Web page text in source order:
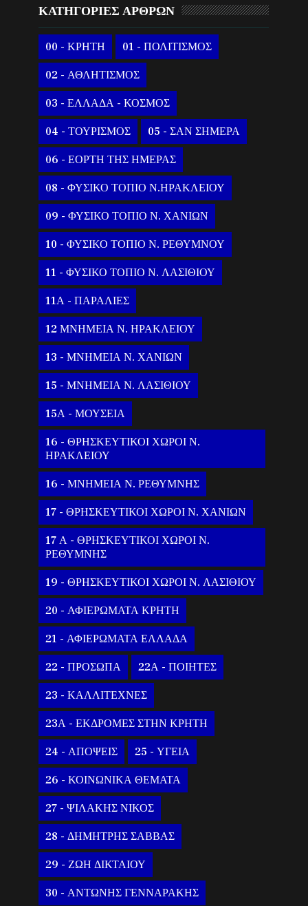
ΚΑΤΗΓΟΡΙΕΣ ΑΡΘΡΩΝ
00 - ΚΡΗΤΗ 01 - ΠΟΛΙΤΙΣΜΟΣ
02 - ΑΘΛΗΤΙΣΜΟΣ
03 - ΕΛΛΑΔΑ - ΚΟΣΜΟΣ
04 - ΤΟΥΡΙΣΜΟΣ 05 - ΣΑΝ ΣΗΜΕΡΑ
06 - ΕΟΡΤΗ ΤΗΣ ΗΜΕΡΑΣ
08 - ΦΥΣΙΚΟ ΤΟΠΙΟ Ν.ΗΡΑΚΛΕΙΟΥ
09 - ΦΥΣΙΚΟ ΤΟΠΙΟ Ν. ΧΑΝΙΩΝ
10 - ΦΥΣΙΚΟ ΤΟΠΙΟ Ν. ΡΕΘΥΜΝΟΥ
11 - ΦΥΣΙΚΟ ΤΟΠΙΟ Ν. ΛΑΣΙΘΙΟΥ
11Α - ΠΑΡΑΛΙΕΣ
12 ΜΝΗΜΕΙΑ Ν. ΗΡΑΚΛΕΙΟΥ
13 - ΜΝΗΜΕΙΑ Ν. ΧΑΝΙΩΝ
15 - ΜΝΗΜΕΙΑ Ν. ΛΑΣΙΘΙΟΥ
15Α - ΜΟΥΣΕΙΑ
16 - ΘΡΗΣΚΕΥΤΙΚΟΙ ΧΩΡΟΙ Ν.
ΗΡΑΚΛΕΙΟΥ
16 - ΜΝΗΜΕΙΑ Ν. ΡΕΘΥΜΝΗΣ
17 - ΘΡΗΣΚΕΥΤΙΚΟΙ ΧΩΡΟΙ Ν. ΧΑΝΙΩΝ
17 Α - ΘΡΗΣΚΕΥΤΙΚΟΙ ΧΩΡΟΙ Ν.
ΡΕΘΥΜΝΗΣ
19 - ΘΡΗΣΚΕΥΤΙΚΟΙ ΧΩΡΟΙ Ν. ΛΑΣΙΘΙΟΥ
20 - ΑΦΙΕΡΩΜΑΤΑ ΚΡΗΤΗ
21 - ΑΦΙΕΡΩΜΑΤΑ ΕΛΛΑΔΑ
22 - ΠΡΟΣΩΠΑ 22Α - ΠΟΙΗΤΕΣ
23 - ΚΑΛΛΙΤΕΧΝΕΣ
23Α - ΕΚΔΡΟΜΕΣ ΣΤΗΝ ΚΡΗΤΗ
24 - ΑΠΟΨΕΙΣ 25 - ΥΓΕΙΑ
26 - ΚΟΙΝΩΝΙΚΑ ΘΕΜΑΤΑ
27 - ΨΙΛΑΚΗΣ ΝΙΚΟΣ
28 - ΔΗΜΗΤΡΗΣ ΣΑΒΒΑΣ
29 - ΖΩΗ ΔΙΚΤΑΙΟΥ
30 - ΑΝΤΩΝΗΣ ΓΕΝΝΑΡΑΚΗΣ